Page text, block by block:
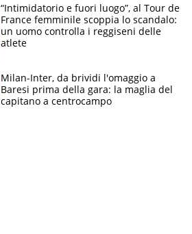
“Intimidatorio e fuori luogo”, al Tour de
France femminile scoppia lo scandalo:
un uomo controlla i reggiseni delle
atlete
Milan-Inter, da brividi l'omaggio a
Baresi prima della gara: la maglia del
capitano a centrocampo